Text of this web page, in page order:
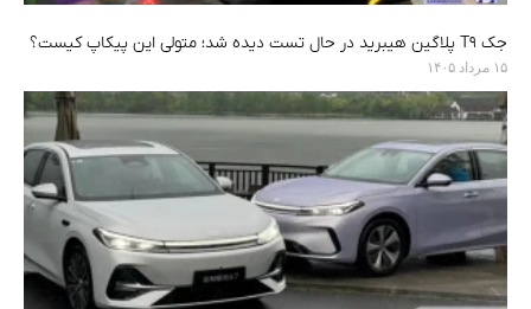
جک T9 پلاگین هیبرید در حال تست دیده شد؛ متولی این پیکاپ کیست؟
۱۵ مرداد ۱۴۰۵